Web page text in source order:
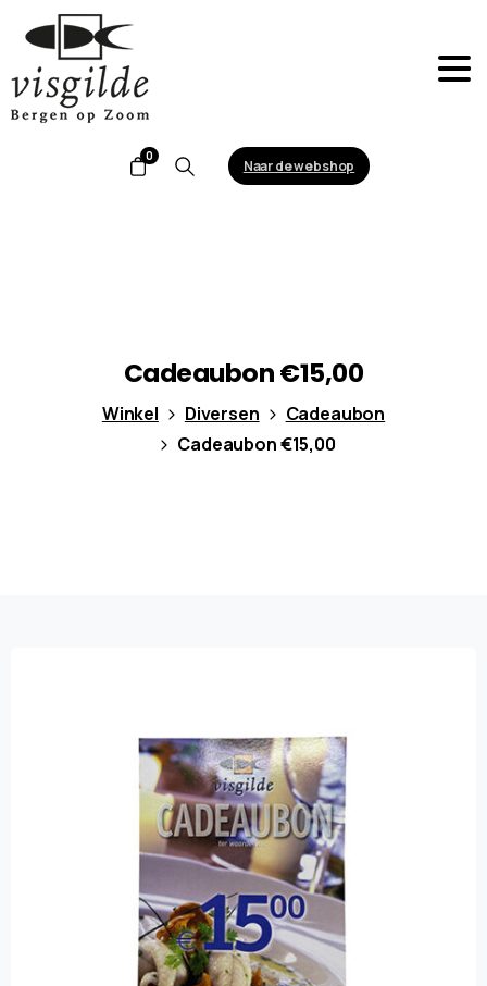
0
Search
Naar de webshop
Cadeaubon€15,00
Winkel Diversen
Cadeaubon
Cadeaubon €15,00